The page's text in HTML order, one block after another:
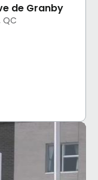
de Granby
QC